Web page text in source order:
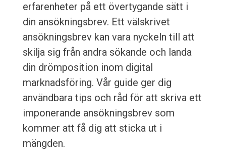
erfarenheter på ett övertygande sätt i
din ansökningsbrev. Ett välskrivet
ansökningsbrev kan vara nyckeln till att
skilja sig från andra sökande och landa
din drömposition inom digital
marknadsföring. Vår guide ger dig
användbara tips och råd för att skriva ett
imponerande ansökningsbrev som
kommer att få dig att sticka ut i
mängden.